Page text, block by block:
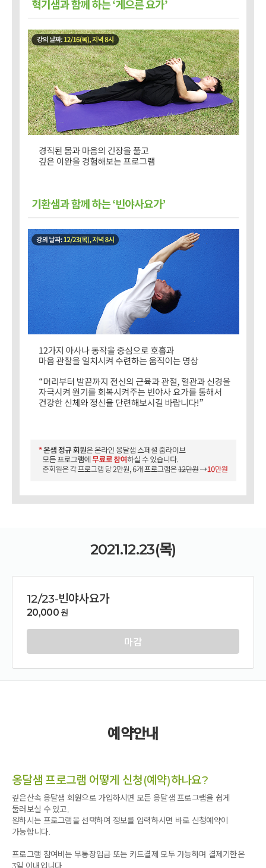
2021.12.23(목)
12/23-빈야사요가
20,000 원
마감
예약안내
옹달샘 프로그램 어떻게 신청(예약)하나요?
깊은산속 옹달샘 회원으로 가입하시면 모든 옹달샘 프로그램을 쉽게
둘러보실 수 있고,
원하시는 프로그램을 선택하여 정보를 입력하시면 바로 신청예약이
가능합니다.
프로그램 참여비는 무통장입금 또는 카드결제 모두 가능하며 결제기한은
3일 이내입니다.